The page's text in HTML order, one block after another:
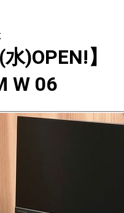
)OPEN!】
W 06